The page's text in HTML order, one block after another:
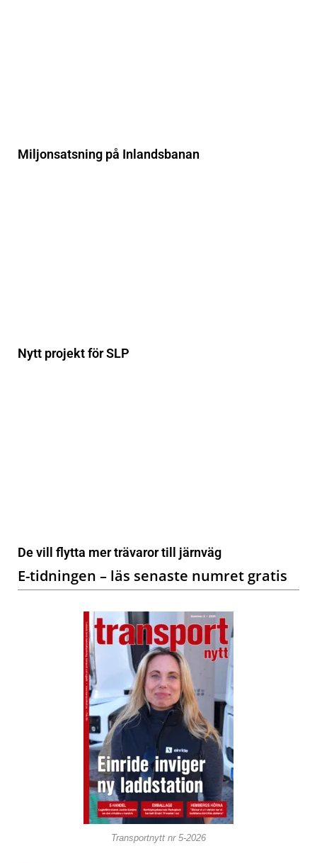
Miljonsatsning på Inlandsbanan
Nytt projekt för SLP
De vill flytta mer trävaror till järnväg
E-tidningen – läs senaste numret gratis
Transportnytt nr 5-2026